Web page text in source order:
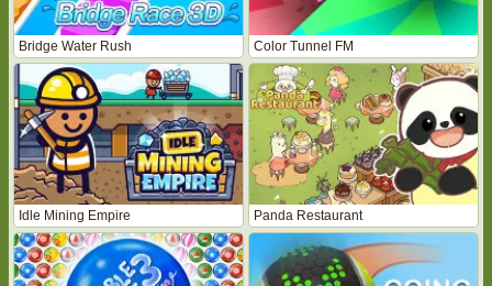
Bridge Water Rush Color Tunnel FM
Idle Mining Empire Panda Restaurant